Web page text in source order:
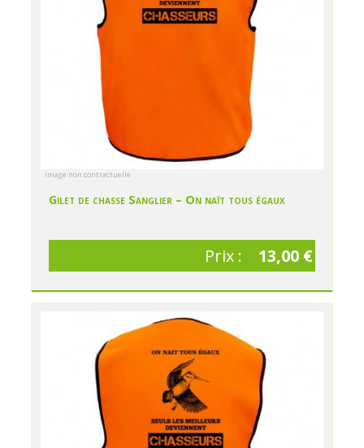
image non contractuelle
Gilet de chasse Sanglier – On naît tous égaux
Prix : 13,00 €